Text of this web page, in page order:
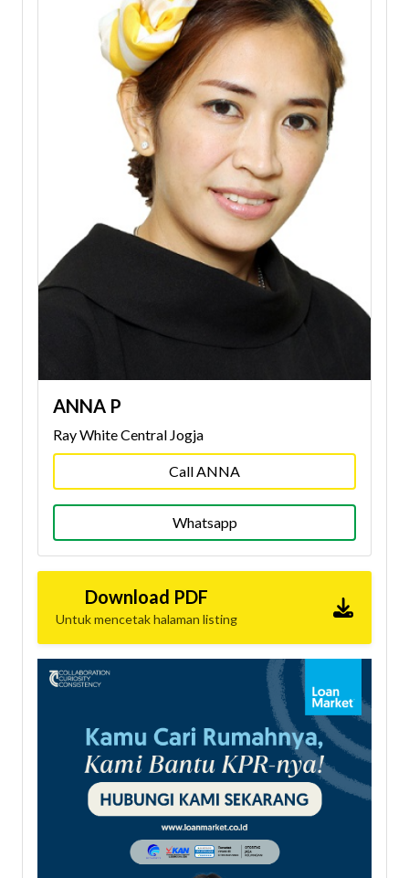
ANNA P
Ray White Central Jogja
Call ANNA
Whatsapp
Download PDF
Untuk mencetak halaman listing